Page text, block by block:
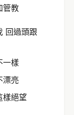
管教
回過頭跟
一樣
漂亮
樣絕望